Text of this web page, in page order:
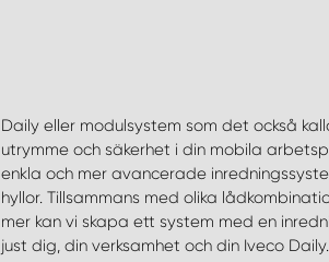
Daily eller modulsystem som det också
utrymme och säkerhet i din mobila
enkla och mer avancerade
just dig, din verksamhet och din Iveco Daily.